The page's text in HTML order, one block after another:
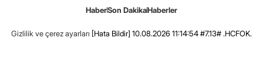
HaberSon DakikaHaberler
Gizlilik ve çerez ayarları [Hata Bildir] 10.08.2026 11:14:54 #7.13# .HCFOK.